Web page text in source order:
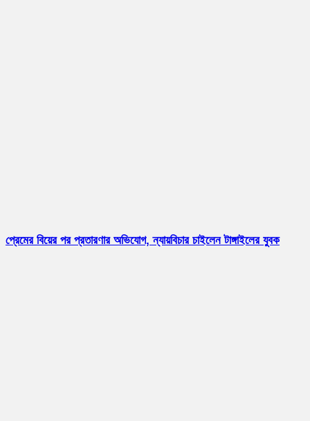
প্রেমের বিয়ের পর প্রতারণার অভিযোগ, ন্যায়বিচার চাইলেন টাঙ্গাইলের যুবক